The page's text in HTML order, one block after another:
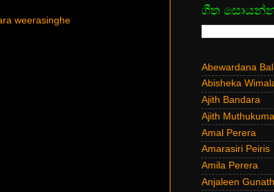
weerasinghe
ගීත
Abewardana
Abisheka
Ajith Bandara
Ajith
Amal Perera
Amarasiri Peiris
Amila Perera
Anjaleen